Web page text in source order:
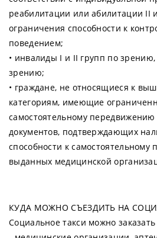
реабилитации или абилитации II
ограничения способности к
поведением;
• инвалиды I и II групп по
зрению;
• граждане, не относящиеся к
категориям, имеющие
самостоятельному
документов, подтверждающих
способности к
выданных медицинской
КУДА МОЖНО СЪЕЗДИТЬ НА
Социальное такси можно